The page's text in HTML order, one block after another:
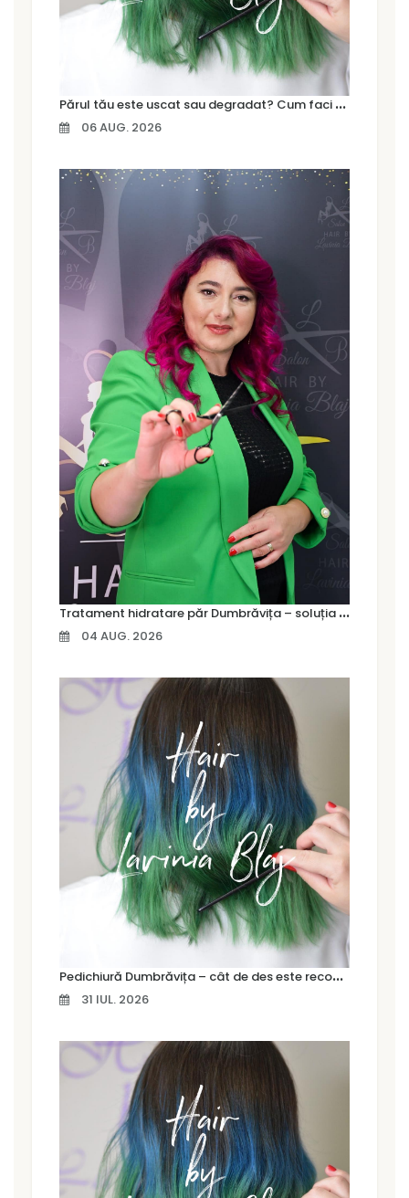
P
ărul tău este uscat sau degradat? Cum faci diferența și ce tratament are nevoie
06 AUG. 2026
T
ratament hidratare păr Dumbrăvița – soluția pentru un păr moale, strălucitor și sănătos
04 AUG. 2026
P
edichiură Dumbrăvița – cât de des este recomandat să îți faci o pedichiură profesională
31 IUL. 2026